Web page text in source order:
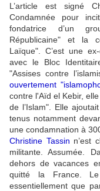
L’article est signé
Condamnée pour
fondatrice d’un
Républicaine" et la
Laïque". C’est une
avec le Bloc
"Assises contre
ouvertement
contre l'Aïd el Kebir,
de l’Islam". Elle
tenus notamment
une condamnation à
Christine Tassin n’est
militante. Assumée.
dehors de vacances
quitté la France.
essentiellement que